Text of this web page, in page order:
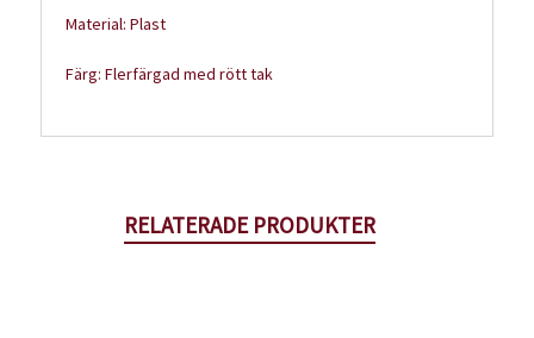
Material: Plast
Färg: Flerfärgad med rött tak
RELATERADE PRODUKTER